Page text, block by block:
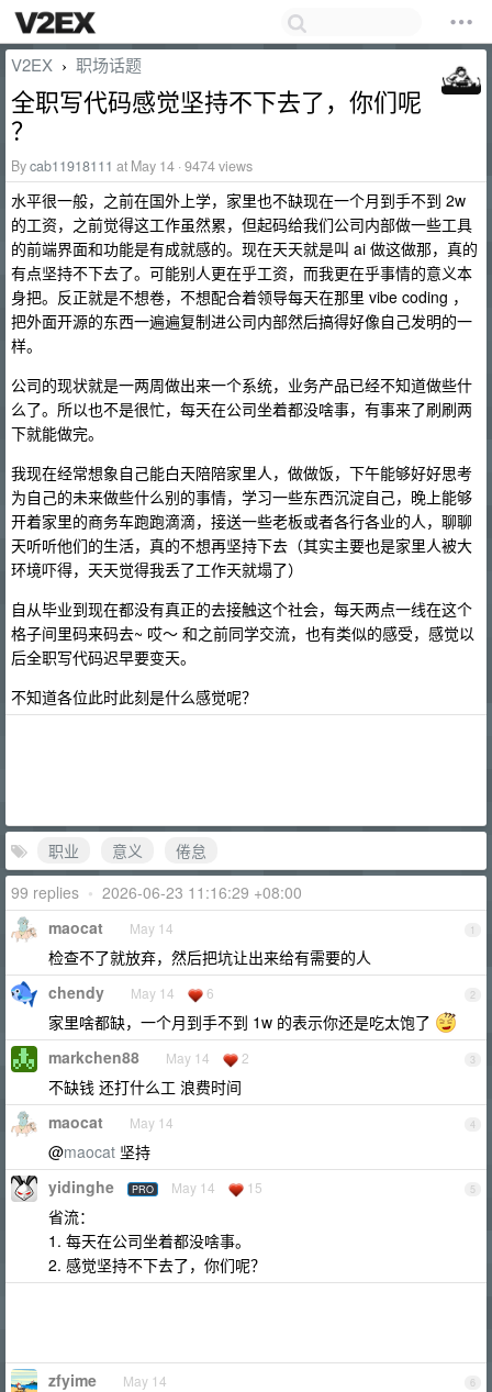
V2EX › 职场话题
全职写代码感觉坚持不下去了，你们呢
？
Bycab11918111 at May 14 · 9474 views
水平很一般，之前在国外上学，家里也不缺现在一个月到手不到 2w
的工资，之前觉得这工作虽然累，但起码给我们公司内部做一些工具
的前端界面和功能是有成就感的。现在天天就是叫 ai 做这做那，真的
有点坚持不下去了。可能别人更在乎工资，而我更在乎事情的意义本
身把。反正就是不想卷，不想配合着领导每天在那里 vibe coding ，
把外面开源的东西一遍遍复制进公司内部然后搞得好像自己发明的一
样。
公司的现状就是一两周做出来一个系统，业务产品已经不知道做些什
么了。所以也不是很忙，每天在公司坐着都没啥事，有事来了刷刷两
下就能做完。
我现在经常想象自己能白天陪陪家里人，做做饭，下午能够好好思考
为自己的未来做些什么别的事情，学习一些东西沉淀自己，晚上能够
开着家里的商务车跑跑滴滴，接送一些老板或者各行各业的人，聊聊
天听听他们的生活，真的不想再坚持下去（其实主要也是家里人被大
环境吓得，天天觉得我丢了工作天就塌了）
自从毕业到现在都没有真正的去接触这个社会，每天两点一线在这个
格子间里码来码去~ 哎～ 和之前同学交流，也有类似的感受，感觉以
后全职写代码迟早要变天。
不知道各位此时此刻是什么感觉呢？
职业 意义
倦怠
99 replies • 2026-06-23 11:16:29 +08:00
1
maocat May 14
检查不了就放弃，然后把坑让出来给有需要的人
2
chendy May 14 6
家里啥都缺，一个月到手不到 1w 的表示你还是吃太饱了
3
markchen88 May 14 2
不缺钱 还打什么工 浪费时间
4
maocat May 14
@maocat 坚持
5
yidinghe PRO May 14 15
省流：
1. 每天在公司坐着都没啥事。
2. 感觉坚持不下去了，你们呢？
6
zfyime May 14